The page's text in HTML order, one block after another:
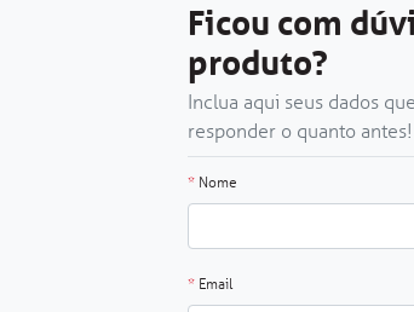
Ficou com
produto?
Inclua aqui seus dados
responder o quanto antes!
* Nome
* Email